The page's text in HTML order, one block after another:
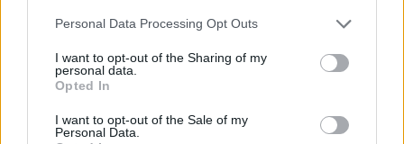
Personal Data Processing Opt Outs
I want to opt-out of the Sharing of my
personal data.
Opted In
I want to opt-out of the Sale of my
Personal Data.